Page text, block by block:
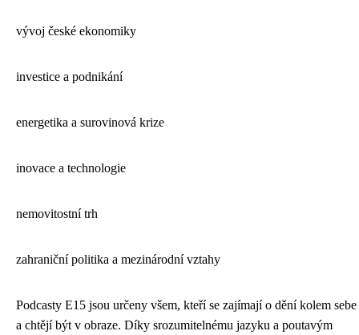
vývoj české ekonomiky
investice a podnikání
energetika a surovinová krize
inovace a technologie
nemovitostní trh
zahraniční politika a mezinárodní vztahy
Podcasty E15 jsou určeny všem, kteří se zajímají o dění kolem sebe
a chtějí být v obraze. Díky srozumitelnému jazyku a poutavým